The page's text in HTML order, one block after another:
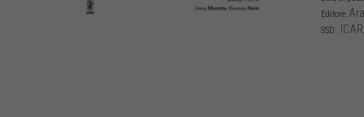
Editore:
SSD: